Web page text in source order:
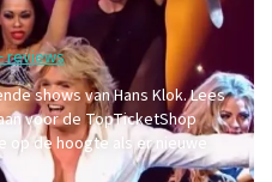
reviews
shows van Hans Klok. Lees
voor de TopTicketShop
op de hoogte als er nieuwe